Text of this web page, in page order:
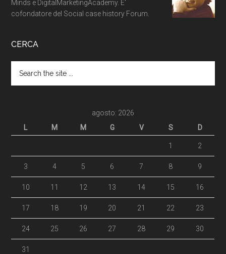
Minds e DigitalMarketingAcademy. E'
cofondatore del Social case history Forum.
CERCA
agosto: 2026
L
M M G V S D
1 2
3 4 5 6 7 8 9
10 11 12 13 14 15 16
17 18 19 20 21 22 23
24 25 26 27 28 29 30
31